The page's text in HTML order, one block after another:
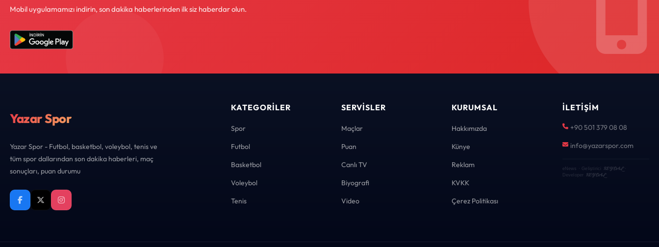
Mobil uygulamamızı indirin, son dakika haberlerinden ilk siz haberdar olun.
Yazar Spor
Yazar Spor - Futbol, basketbol, voleybol, tenis ve
tüm spor dallarından son dakika haberleri, maç
sonuçları, puan durumu
KATEGORILER
Spor
Futbol
Basketbol
Voleybol
Tenis
SERVISLER
Maçlar
Puan
Canlı TV
Biyografi
Video
KURUMSAL
Hakkımızda
Künye
Reklam
KVKK
Çerez Politikası
İLETIŞIM
+90 501 379 08 08
info@yazarspor.com
eNews · Geliştirici KEYDAL·
Developer KEYDAL